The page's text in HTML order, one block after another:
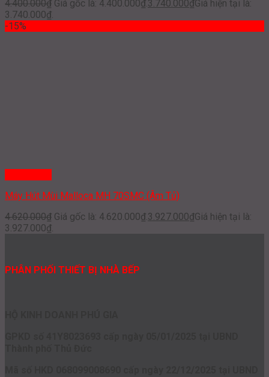
4.400.000₫ Giá gốc là: 4.400.000₫. 3.740.000₫Giá hiện tại là:
3.740.000₫.
-15%
Máy Hút Mùi Malloca MH 70SMC (Âm Tủ)
4.620.000₫ Giá gốc là: 4.620.000₫. 3.927.000₫Giá hiện tại là:
3.927.000₫.
PHÂN PHỐI THIẾT BỊ NHÀ BẾP